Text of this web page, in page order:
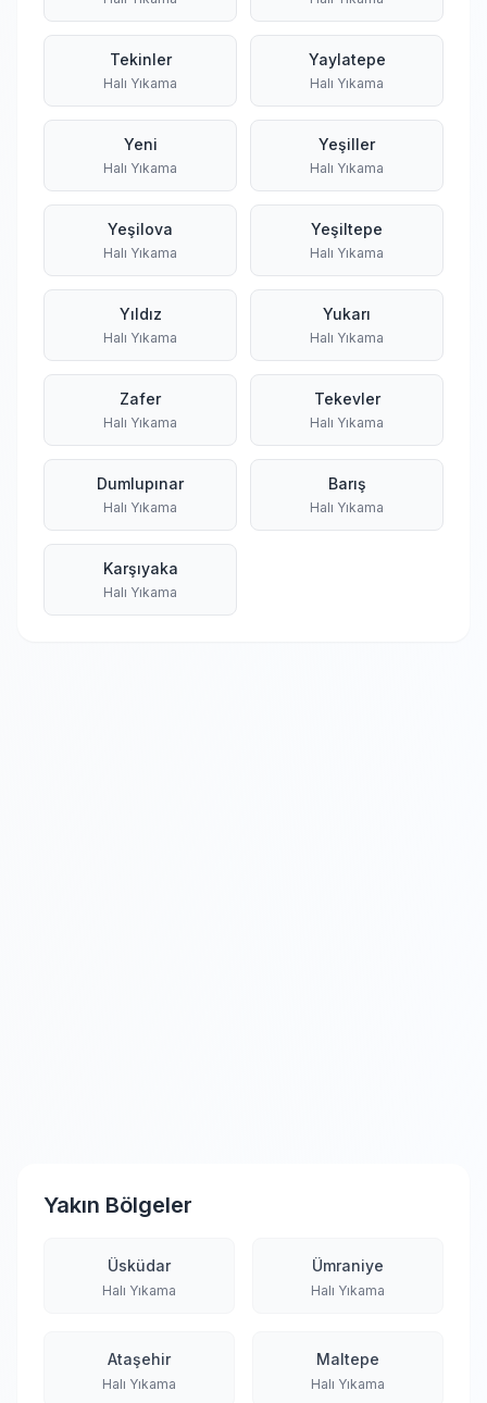
Tekinler
Halı Yıkama
Yaylatepe
Halı Yıkama
Yeni
Halı Yıkama
Yeşiller
Halı Yıkama
Yeşilova
Halı Yıkama
Yeşiltepe
Halı Yıkama
Yıldız
Halı Yıkama
Yukarı
Halı Yıkama
Zafer
Halı Yıkama
Tekevler
Halı Yıkama
Dumlupınar
Halı Yıkama
Barış
Halı Yıkama
Karşıyaka
Halı Yıkama
Yakın Bölgeler
Üsküdar
Halı Yıkama
Ümraniye
Halı Yıkama
Ataşehir
Halı Yıkama
Maltepe
Halı Yıkama